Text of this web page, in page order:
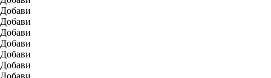
Добави
Добави
Добави
Добави
Добави
Добави